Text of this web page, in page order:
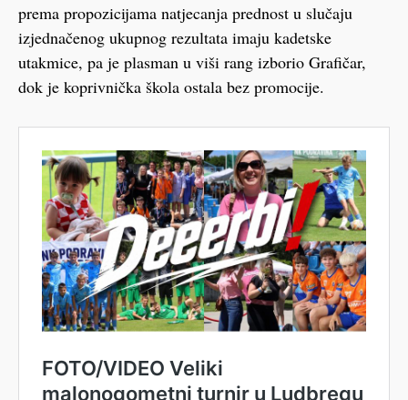
prema propozicijama natjecanja prednost u slučaju
izjednačenog ukupnog rezultata imaju kadetske
utakmice, pa je plasman u viši rang izborio Grafičar,
dok je koprivnička škola ostala bez promocije.